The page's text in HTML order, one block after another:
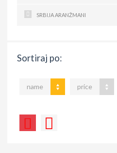
SRBIJA ARANŽMANI
Sortiraj po:
name price